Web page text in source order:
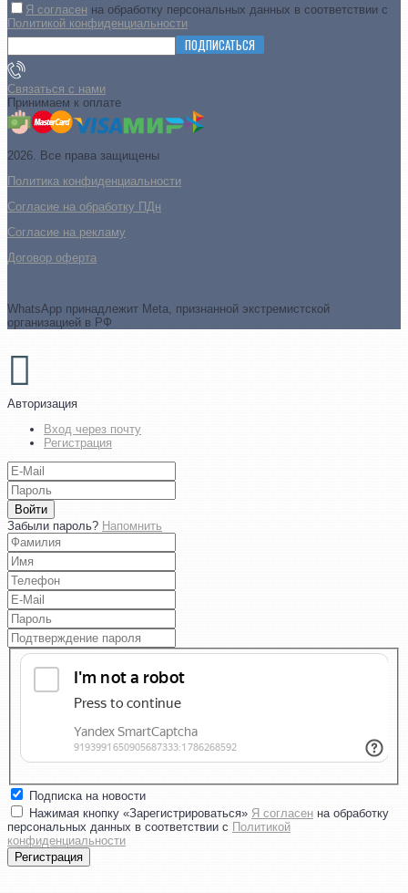
Я согласен на обработку персональных данных в соответствии с
Политикой конфиденциальности
ПОДПИСАТЬСЯ
Связаться с нами
Принимаем к оплате
2026. Все права защищены
Политика конфиденциальности
Согласие на обработку ПДн
Cогласие на рекламу
Договор оферта
WhatsApp принадлежит Meta, признанной экстремистской
организацией в РФ
Авторизация
Вход через почту
Регистрация
Войти
Забыли пароль? Напомнить
Подписка на новости
Нажимая кнопку «Зарегистрироваться» Я согласен на обработку
персональных данных в соответствии с Политикой
конфиденциальности
Регистрация